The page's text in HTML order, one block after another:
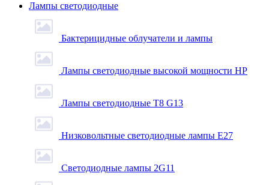
Лампы светодиодные
Бактерицидные облучатели и лампы
Лампы светодиодные высокой мощности HP
Лампы светодиодные Т8 G13
Низковольтные светодиодные лампы E27
Светодиодные лампы 2G11